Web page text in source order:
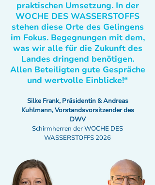
praktischen Umsetzung. In der
WOCHE DES WASSERSTOFFS
stehen diese Orte des Gelingens
im Fokus. Begegnungen mit dem,
was wir alle für die Zukunft des
Landes dringend benötigen.
Allen Beteiligten gute Gespräche
und wertvolle Einblicke!“
Silke Frank, Präsidentin & Andreas
Kuhlmann, Vorstandsvorsitzender des
DWV
Schirmherren der WOCHE DES
WASSERSTOFFS 2026